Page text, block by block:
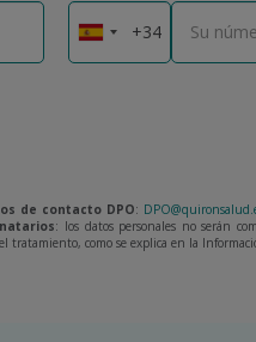
de contacto DPO:
: los datos personales no serán
tratamiento, como se explica en la